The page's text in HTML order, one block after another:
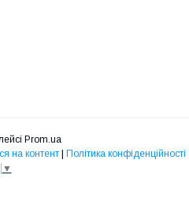
Prom.ua
на контент
Політика конфіденційності
▼